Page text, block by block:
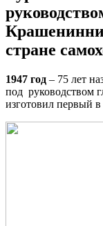
стране
1947 год – 75 лет
под руководством
изготовил первый